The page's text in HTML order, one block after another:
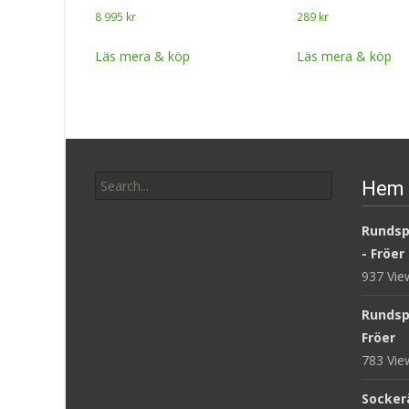
8 995 kr
Läs mera & köp
289 kr
Läs mera & köp
for:
- Fröer
937
Fröer
783